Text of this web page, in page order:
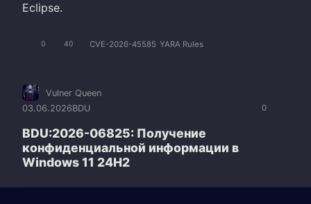
Eclipse.
0 40 CVE-2026-45585 YARA Rules
0
Vulner Queen
03.06.2026BDU
BDU:2026-06825: Получение
конфиденциальной информации в
Windows 11 24H2